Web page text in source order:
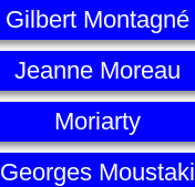
Gilbert Montagné
Jeanne Moreau
Moriarty
Georges Moustaki